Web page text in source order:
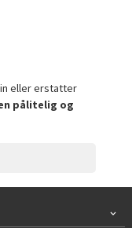
eller erstatter
pålitelig og